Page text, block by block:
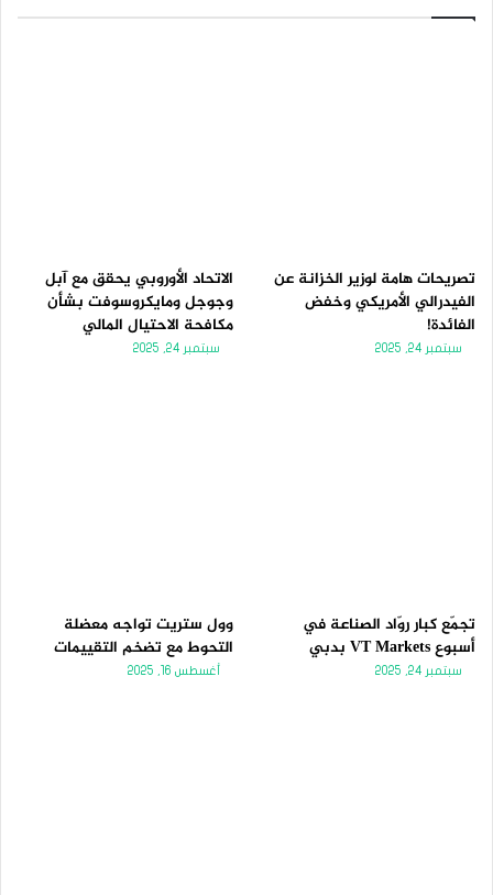
تصريحات هامة لوزير الخزانة عن
الفيدرالي الأمريكي وخفض
الفائدة!
سبتمبر 24, 2025
الاتحاد الأوروبي يحقق مع آبل
وجوجل ومايكروسوفت بشأن
مكافحة الاحتيال المالي
سبتمبر 24, 2025
تجمّع كبار روّاد الصناعة في
أسبوع VT Markets بدبي
سبتمبر 24, 2025
وول ستريت تواجه معضلة
التحوط مع تضخم التقييمات
أغسطس 16, 2025